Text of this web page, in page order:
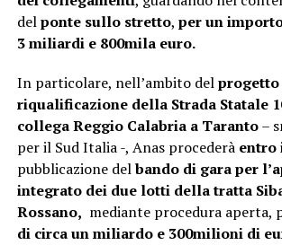
delponte sullo stretto, per un
3 miliardi e 800mila euro.
In particolare, nell’ambito del
riqualificazione della Strada Statale
collega Reggio Calabria a Taranto–
per il Sud Italia -, Anas procederà entro
pubblicazione delbando di gara per
integrato dei due lotti della tratta
Rossano, mediante procedura aperta,
di circa un miliardo e 300milioni di